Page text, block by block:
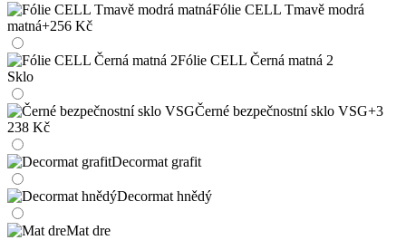
Fólie CELL Tmavě modrá
matná+256 Kč
Fólie CELL Černá matná 2
Sklo
Černé bezpečnostní sklo VSG+3
238 Kč
Decormat grafit
Decormat hnědý
Mat dre